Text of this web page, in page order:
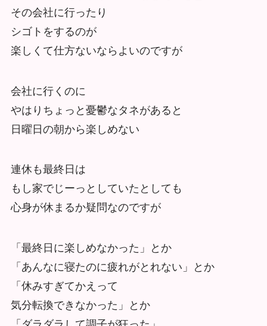
その会社に行ったり
シゴトをするのが
楽しくて仕方ないならよいのですが
会社に行くのに
やはりちょっと憂鬱なタネがあると
日曜日の朝から楽しめない
連休も最終日は
もし家でじーっとしていたとしても
心身が休まるか疑問なのですが
「最終日に楽しめなかった」とか
「あんなに寝たのに疲れがとれない」とか
「休みすぎてかえって
気分転換できなかった」とか